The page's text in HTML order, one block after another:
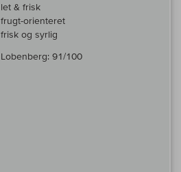
let & frisk
frugt-orienteret
frisk og syrlig
Lobenberg: 91/100